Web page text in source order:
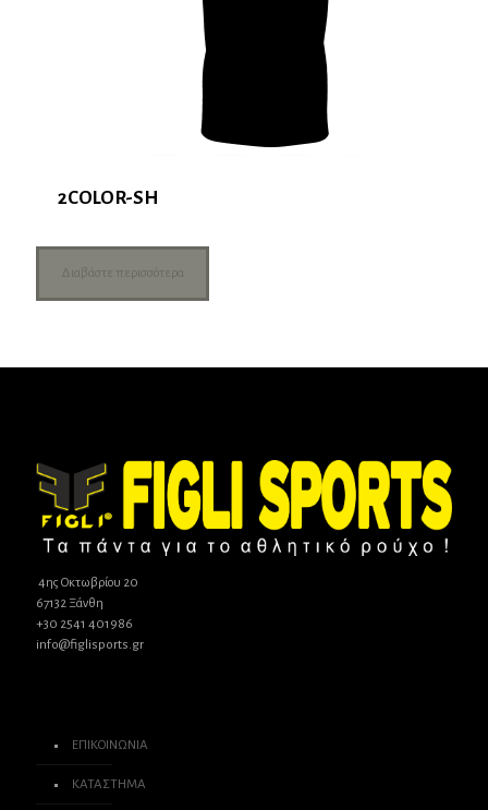
2COLOR-SH
Διαβάστε περισσότερα
4ης Οκτωβρίου 20
67132 Ξάνθη
+30 2541 401986
info@figlisports.gr
ΕΠΙΚΟΙΝΩΝΙΑ
ΚΑΤΑΣΤΗΜΑ